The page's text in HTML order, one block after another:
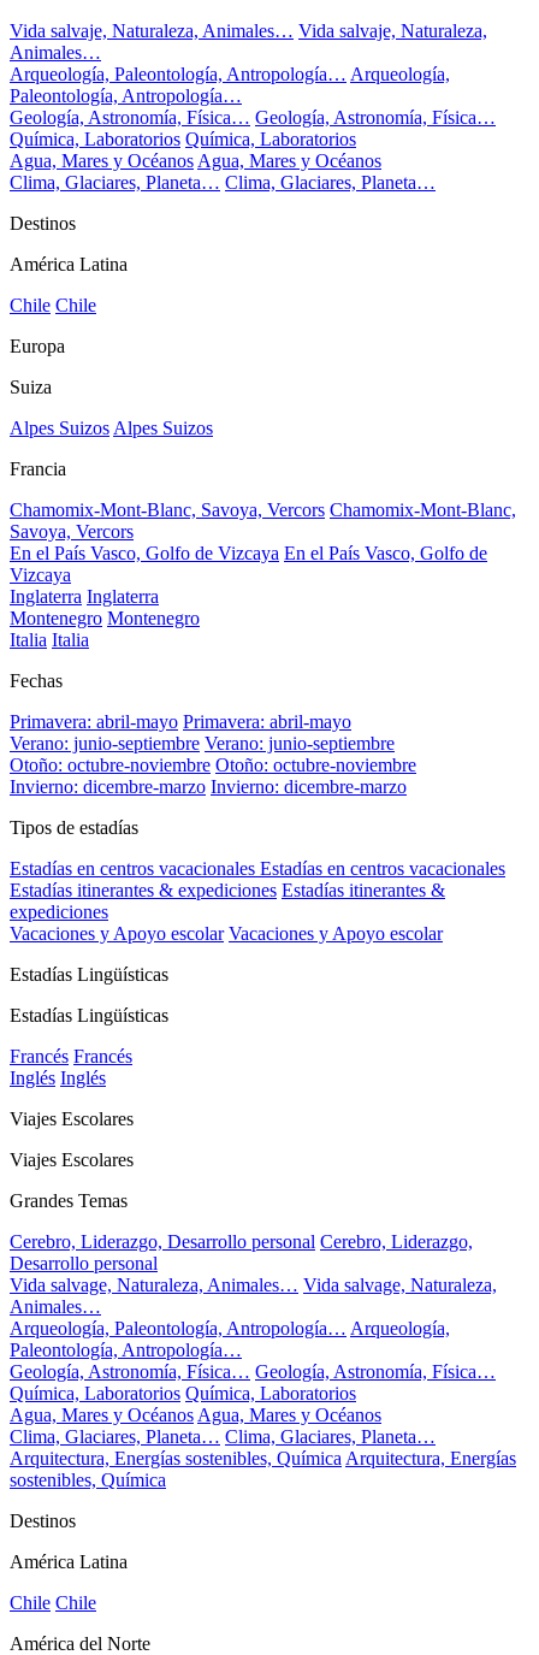
Vida salvaje, Naturaleza, Animales… Vida salvaje, Naturaleza,
Animales…
Arqueología, Paleontología, Antropología… Arqueología,
Paleontología, Antropología…
Geología, Astronomía, Física… Geología, Astronomía, Física…
Química, Laboratorios Química, Laboratorios
Agua, Mares y Océanos Agua, Mares y Océanos
Clima, Glaciares, Planeta… Clima, Glaciares, Planeta…
Destinos
América Latina
Chile Chile
Europa
Suiza
Alpes Suizos Alpes Suizos
Francia
Chamomix-Mont-Blanc, Savoya, Vercors Chamomix-Mont-Blanc,
Savoya, Vercors
En el País Vasco, Golfo de Vizcaya En el País Vasco, Golfo de
Vizcaya
Inglaterra Inglaterra
Montenegro Montenegro
Italia Italia
Fechas
Primavera: abril-mayo Primavera: abril-mayo
Verano: junio-septiembre Verano: junio-septiembre
Otoño: octubre-noviembre Otoño: octubre-noviembre
Invierno: dicembre-marzo Invierno: dicembre-marzo
Tipos de estadías
Estadías en centros vacacionales Estadías en centros vacacionales
Estadías itinerantes & expediciones Estadías itinerantes &
expediciones
Vacaciones y Apoyo escolar Vacaciones y Apoyo escolar
Estadías Lingüísticas
Estadías Lingüísticas
Francés Francés
Inglés Inglés
Viajes Escolares
Viajes Escolares
Grandes Temas
Cerebro, Liderazgo, Desarrollo personal Cerebro, Liderazgo,
Desarrollo personal
Vida salvage, Naturaleza, Animales… Vida salvage, Naturaleza,
Animales…
Arqueología, Paleontología, Antropología… Arqueología,
Paleontología, Antropología…
Geología, Astronomía, Física… Geología, Astronomía, Física…
Química, Laboratorios Química, Laboratorios
Agua, Mares y Océanos Agua, Mares y Océanos
Clima, Glaciares, Planeta… Clima, Glaciares, Planeta…
Arquitectura, Energías sostenibles, Química Arquitectura, Energías
sostenibles, Química
Destinos
América Latina
Chile Chile
América del Norte